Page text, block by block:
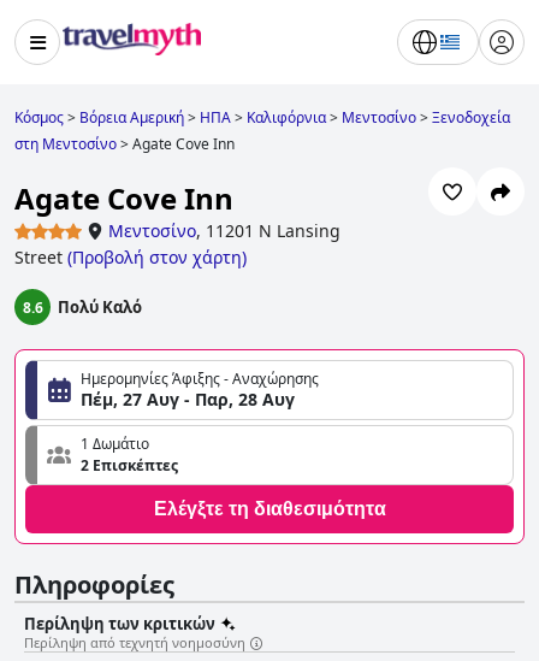
Κόσμος> Βόρεια Αμερική> ΗΠΑ> Καλιφόρνια> Μεντοσίνο>Ξενοδοχεία
στη Μεντοσίνο>Agate Cove Inn
Agate Cove Inn
Μεντοσίνο, 11201 N Lansing
Street (Προβολή στον χάρτη)
8.6 Πολύ Καλό
Ημερομηνίες Άφιξης - Αναχώρησης
Πέμ, 27 Αυγ - Παρ, 28 Αυγ
1 Δωμάτιο
2 Επισκέπτες
Ελέγξτε τη διαθεσιμότητα
Πληροφορίες
Περίληψη των κριτικών
Περίληψη από τεχνητή νοημοσύνη